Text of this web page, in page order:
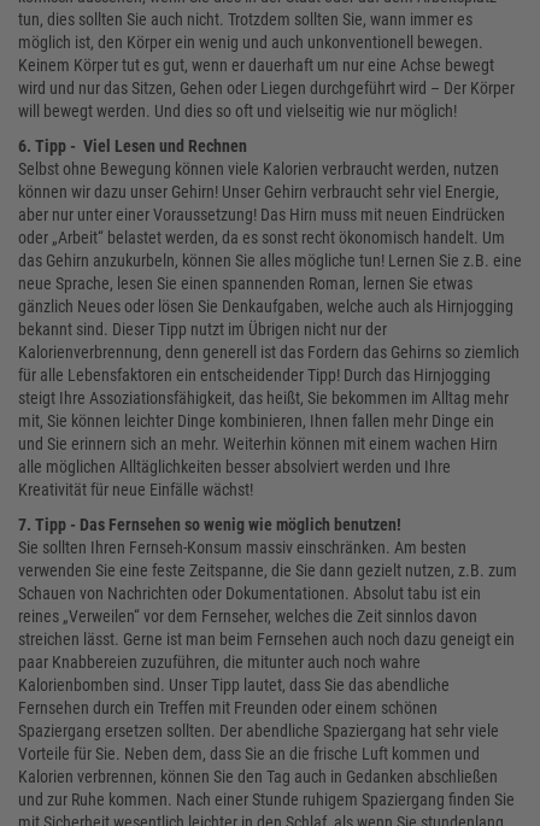
tun, dies sollten Sie auch nicht. Trotzdem sollten Sie, wann immer es
möglich ist, den Körper ein wenig und auch unkonventionell bewegen.
Keinem Körper tut es gut, wenn er dauerhaft um nur eine Achse bewegt
wird und nur das Sitzen, Gehen oder Liegen durchgeführt wird – Der Körper
will bewegt werden. Und dies so oft und vielseitig wie nur möglich!
6. Tipp - Viel Lesen und Rechnen
Selbst ohne Bewegung können viele Kalorien verbraucht werden, nutzen
können wir dazu unser Gehirn! Unser Gehirn verbraucht sehr viel Energie,
aber nur unter einer Voraussetzung! Das Hirn muss mit neuen Eindrücken
oder „Arbeit“ belastet werden, da es sonst recht ökonomisch handelt. Um
das Gehirn anzukurbeln, können Sie alles mögliche tun! Lernen Sie z.B. eine
neue Sprache, lesen Sie einen spannenden Roman, lernen Sie etwas
gänzlich Neues oder lösen Sie Denkaufgaben, welche auch als Hirnjogging
bekannt sind. Dieser Tipp nutzt im Übrigen nicht nur der
Kalorienverbrennung, denn generell ist das Fordern das Gehirns so ziemlich
für alle Lebensfaktoren ein entscheidender Tipp! Durch das Hirnjogging
steigt Ihre Assoziationsfähigkeit, das heißt, Sie bekommen im Alltag mehr
mit, Sie können leichter Dinge kombinieren, Ihnen fallen mehr Dinge ein
und Sie erinnern sich an mehr. Weiterhin können mit einem wachen Hirn
alle möglichen Alltäglichkeiten besser absolviert werden und Ihre
Kreativität für neue Einfälle wächst!
7. Tipp - Das Fernsehen so wenig wie möglich benutzen!
Sie sollten Ihren Fernseh-Konsum massiv einschränken. Am besten
verwenden Sie eine feste Zeitspanne, die Sie dann gezielt nutzen, z.B. zum
Schauen von Nachrichten oder Dokumentationen. Absolut tabu ist ein
reines „Verweilen“ vor dem Fernseher, welches die Zeit sinnlos davon
streichen lässt. Gerne ist man beim Fernsehen auch noch dazu geneigt ein
paar Knabbereien zuzuführen, die mitunter auch noch wahre
Kalorienbomben sind. Unser Tipp lautet, dass Sie das abendliche
Fernsehen durch ein Treffen mit Freunden oder einem schönen
Spaziergang ersetzen sollten. Der abendliche Spaziergang hat sehr viele
Vorteile für Sie. Neben dem, dass Sie an die frische Luft kommen und
Kalorien verbrennen, können Sie den Tag auch in Gedanken abschließen
und zur Ruhe kommen. Nach einer Stunde ruhigem Spaziergang finden Sie